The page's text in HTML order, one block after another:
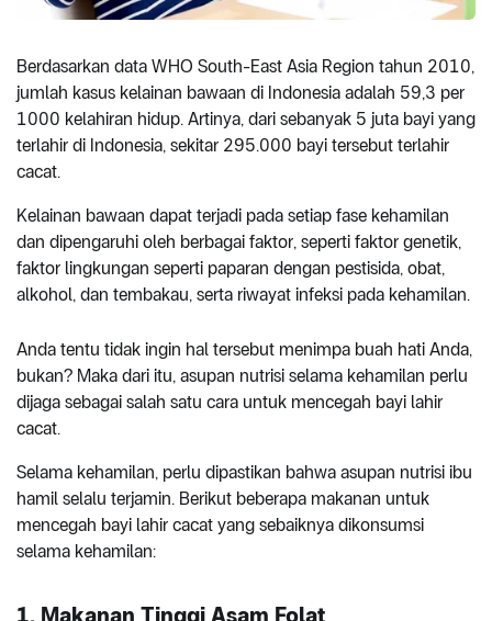
Berdasarkan data WHO South-East Asia Region tahun 2010,
jumlah kasus kelainan bawaan di Indonesia adalah 59,3 per
1000 kelahiran hidup. Artinya, dari sebanyak 5 juta bayi yang
terlahir di Indonesia, sekitar 295.000 bayi tersebut terlahir
cacat.
Kelainan bawaan dapat terjadi pada setiap fase kehamilan
dan dipengaruhi oleh berbagai faktor, seperti faktor genetik,
faktor lingkungan seperti paparan dengan pestisida, obat,
alkohol, dan tembakau, serta riwayat infeksi pada kehamilan.
Anda tentu tidak ingin hal tersebut menimpa buah hati Anda,
bukan? Maka dari itu, asupan nutrisi selama kehamilan perlu
dijaga sebagai salah satu cara untuk mencegah bayi lahir
cacat.
Selama kehamilan, perlu dipastikan bahwa asupan nutrisi ibu
hamil selalu terjamin. Berikut beberapa makanan untuk
mencegah bayi lahir cacat yang sebaiknya dikonsumsi
selama kehamilan:
1. Makanan Tinggi Asam Folat